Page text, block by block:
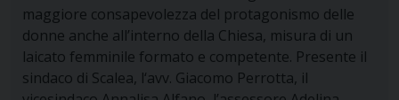
maggiore consapevolezza del protagonismo delle
donne anche all’interno della Chiesa, misura di un
laicato femminile formato e competente. Presente il
sindaco di Scalea, l‘avv. Giacomo Perrotta, il